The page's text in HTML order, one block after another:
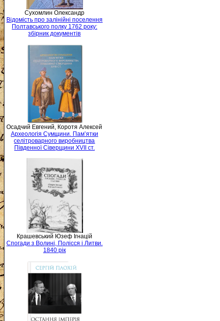
Сухомлин Олександр
Відомість про залінійні поселення
Полтавського полку 1762 року:
збірник документів
Осадчий Евгений, Коротя Алексей
Археологія Сумщини. Пам’ятки
селітроварного виробництва
Південної Сіверщини XVII ст.
Крашевський Юзеф Ігнацій
Спогади з Волині, Полісся і Литви.
1840 рік